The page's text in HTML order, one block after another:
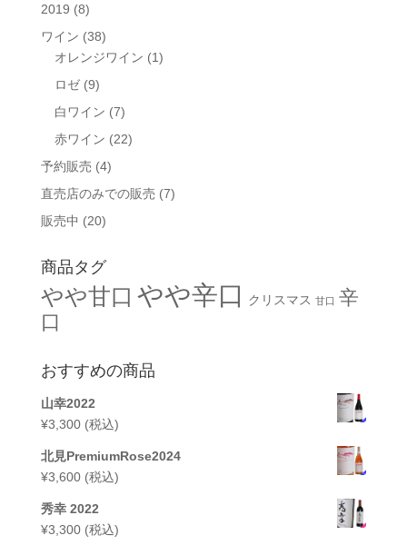
2019 (8)
ワイン (38)
オレンジワイン (1)
ロゼ (9)
白ワイン (7)
赤ワイン (22)
予約販売 (4)
直売店のみでの販売 (7)
販売中 (20)
商品タグ
やや甘口 やや辛口 クリスマス 甘口 辛
口
おすすめの商品
山幸2022
¥3,300 (税込)
北見PremiumRose2024
¥3,600 (税込)
秀幸 2022
¥3,300 (税込)